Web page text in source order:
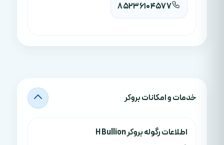
85236104577
خدمات و امکانات بروکر
اطلاعات رگوله بروکر H Bullion